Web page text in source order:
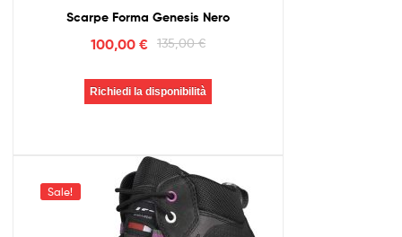
Scarpe Forma Genesis Nero
135,00€
100,00€
Richiedi la disponibilità
Sale!